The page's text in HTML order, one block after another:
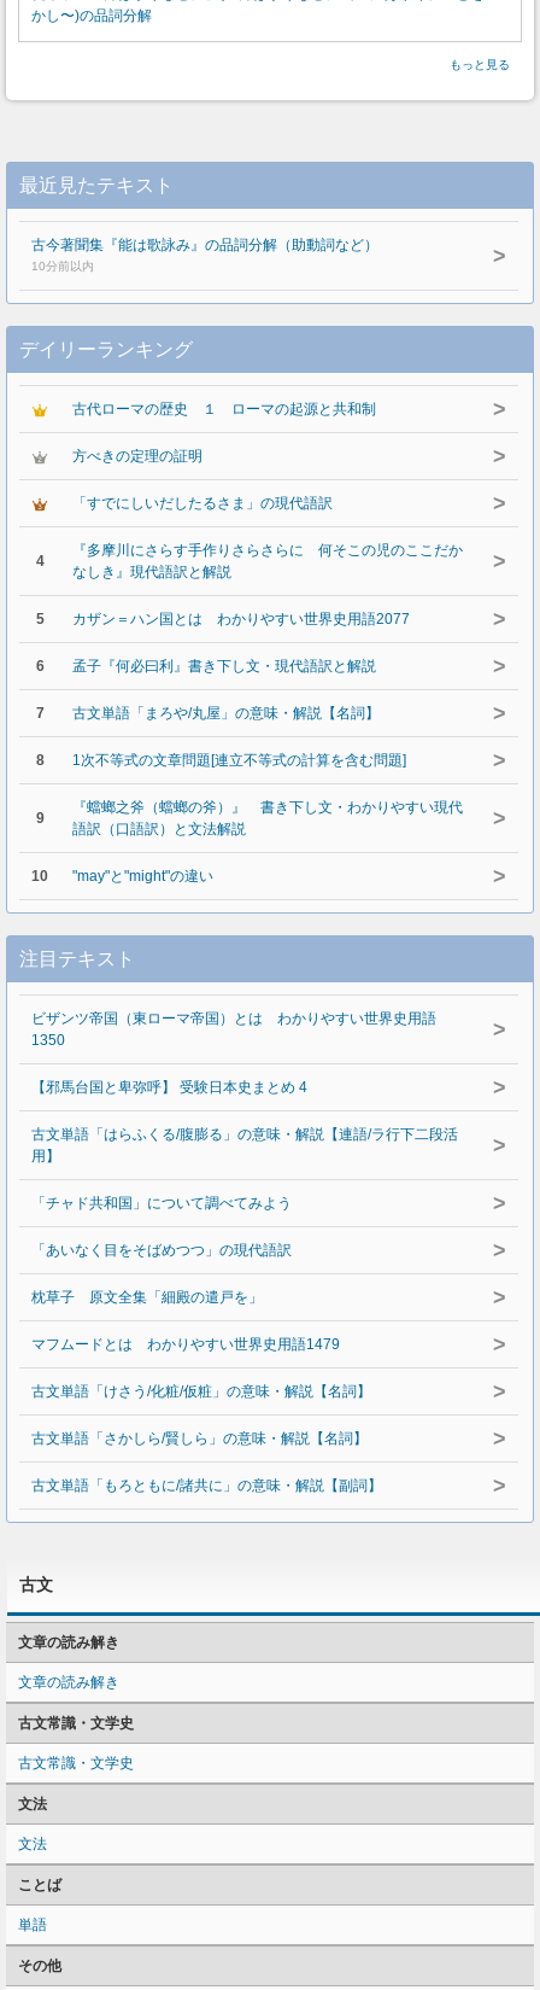
かし〜)の品詞分解
もっと見る
最近見たテキスト
古今著聞集『能は歌詠み』の品詞分解（助動詞など）
10分前以内 >
デイリーランキング
古代ローマの歴史 １ ローマの起源と共和制 >
方べきの定理の証明 >
「すでにしいだしたるさま」の現代語訳 >
4
『多摩川にさらす手作りさらさらに 何そこの児のここだか
なしき』現代語訳と解説
>
5 カザン＝ハン国とは わかりやすい世界史用語2077 >
6 孟子『何必曰利』書き下し文・現代語訳と解説 >
7 古文単語「まろや/丸屋」の意味・解説【名詞】 >
8 1次不等式の文章問題[連立不等式の計算を含む問題] >
9
『蟷螂之斧（蟷螂の斧）』 書き下し文・わかりやすい現代
語訳（口語訳）と文法解説
>
10 "may"と"might"の違い >
注目テキスト
ビザンツ帝国（東ローマ帝国）とは わかりやすい世界史用語
1350
>
【邪馬台国と卑弥呼】 受験日本史まとめ 4 >
古文単語「はらふくる/腹膨る」の意味・解説【連語/ラ行下二段活
用】
>
「チャド共和国」について調べてみよう >
「あいなく目をそばめつつ」の現代語訳 >
枕草子 原文全集「細殿の遣戸を」 >
マフムードとは わかりやすい世界史用語1479 >
古文単語「けさう/化粧/仮粧」の意味・解説【名詞】 >
古文単語「さかしら/賢しら」の意味・解説【名詞】 >
古文単語「もろともに/諸共に」の意味・解説【副詞】 >
古文
文章の読み解き
文章の読み解き
古文常識・文学史
古文常識・文学史
文法
文法
ことば
単語
その他